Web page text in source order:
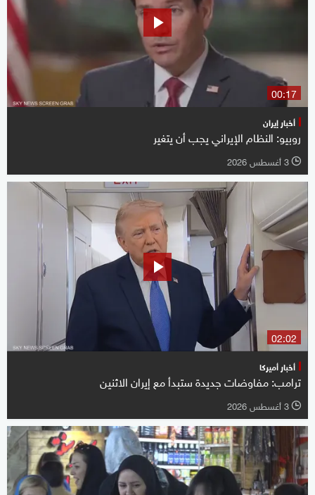
00:17
أخبار إيران
روبيو: النظام الإيراني يجب أن يتغير
l 3 أغسطس 2026
02:02
أخبار أميركا
ترامب: مفاوضات جديدة ستبدأ مع إيران الاثنين
l 3 أغسطس 2026